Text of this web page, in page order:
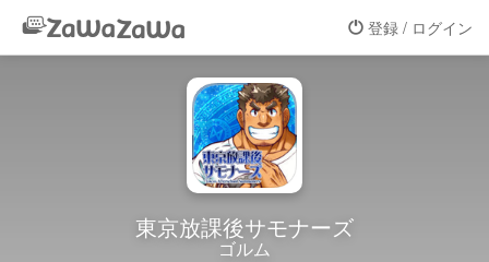
登録 / ログイン
東京放課後サモナーズ
ゴルム